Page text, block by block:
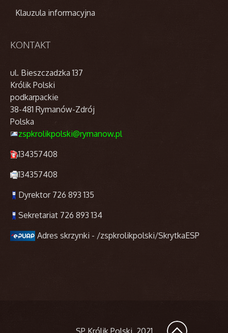
Klauzula informacyjna
KONTAKT
ul. Bieszczadzka 137
Królik Polski
podkarpackie
38-481 Rymanów-Zdrój
Polska
zspkrolikpolski@rymanow.pl
134357408
134357408
Dyrektor 726 893 135
Sekretariat 726 893 134
Adres skrzynki - /zspkrolikpolski/SkrytkaESP
SP Królik Polski . 2021